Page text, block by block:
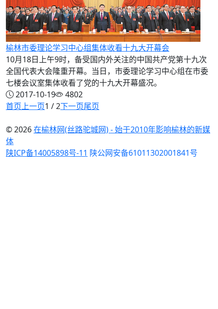
榆林市委理论学习中心组集体收看十九大开幕会
10月18日上午9时，备受国内外关注的中国共产党第十九次
全国代表大会隆重开幕。当日，市委理论学习中心组在市委
七楼会议室集体收看了党的十九大开幕盛况。
2017-10-19
4802
首页上一页1 / 2下一页尾页
© 2026在榆林网(丝路驼城网) - 始于2010年影响榆林的新媒
体
陕ICP备14005898号-11 陕公网安备61011302001841号